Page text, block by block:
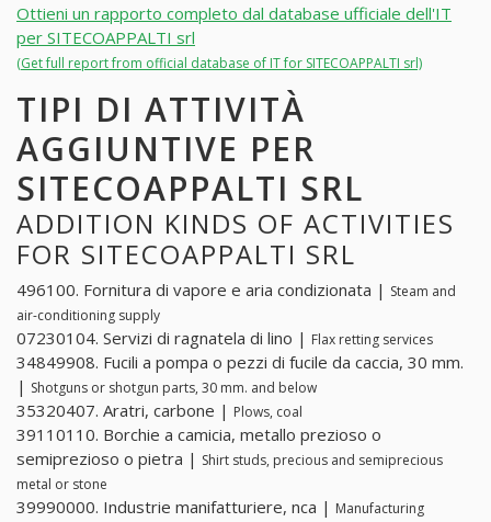
Ottieni un rapporto completo dal database ufficiale dell'IT
per SITECOAPPALTI srl
(Get full report from official database of IT for SITECOAPPALTI srl)
TIPI DI ATTIVITÀ
AGGIUNTIVE PER
SITECOAPPALTI SRL
ADDITION KINDS OF ACTIVITIES
FOR SITECOAPPALTI SRL
496100. Fornitura di vapore e aria condizionata | Steam and
air-conditioning supply
07230104. Servizi di ragnatela di lino | Flax retting services
34849908. Fucili a pompa o pezzi di fucile da caccia, 30 mm.
| Shotguns or shotgun parts, 30 mm. and below
35320407. Aratri, carbone | Plows, coal
39110110. Borchie a camicia, metallo prezioso o
semiprezioso o pietra | Shirt studs, precious and semiprecious
metal or stone
39990000. Industrie manifatturiere, nca | Manufacturing